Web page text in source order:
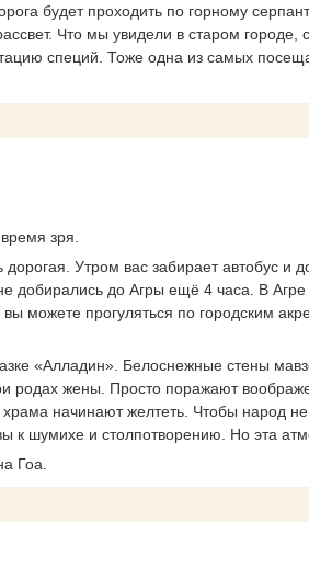
будет проходить по горному
Что мы увидели в старом городе,
специй. Тоже одна из самых
зря.
Утром вас забирает автобус и
до Агры ещё 4 часа. В Агре
можете прогуляться по городским
«Алладин». Белоснежные стены
родах жены. Просто поражают
начинают желтеть. Чтобы народ
к шумихе и столпотворению. Но эта
Гоа.